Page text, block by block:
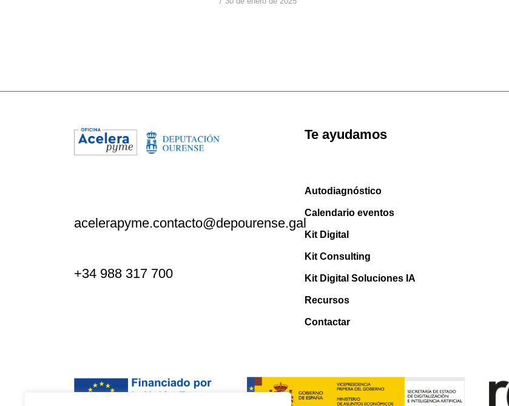
acelerapyme.contacto@depourense.gal
+34 988 317 700
Te ayudamos
Autodiagnóstico
Calendario eventos
Kit Digital
Kit Consulting
Kit Digital Soluciones IA
Recursos
Contactar